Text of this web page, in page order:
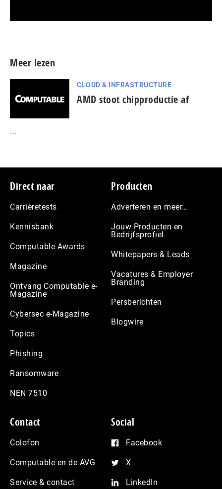
Meer lezen
CLOUD & INFRASTRUCTURE
AMD stoot chipproductie af
...
Footer
Direct naar
Carrièretests
Kennisbank
Computable Awards
Magazine
Ontvang Computable e-
Magazine
Cybersec e-Magazine
Topics
Phishing
Ransomware
NEN 7510
Producten
Adverteren en meer…
Jouw Producten en
Bedrijfsprofiel
Whitepapers & Leads
Vacatures & Employer
Branding
Persberichten
Blogwire
Contact
Colofon
Computable en de AVG
Service & contact
Social
Facebook
X
LinkedIn